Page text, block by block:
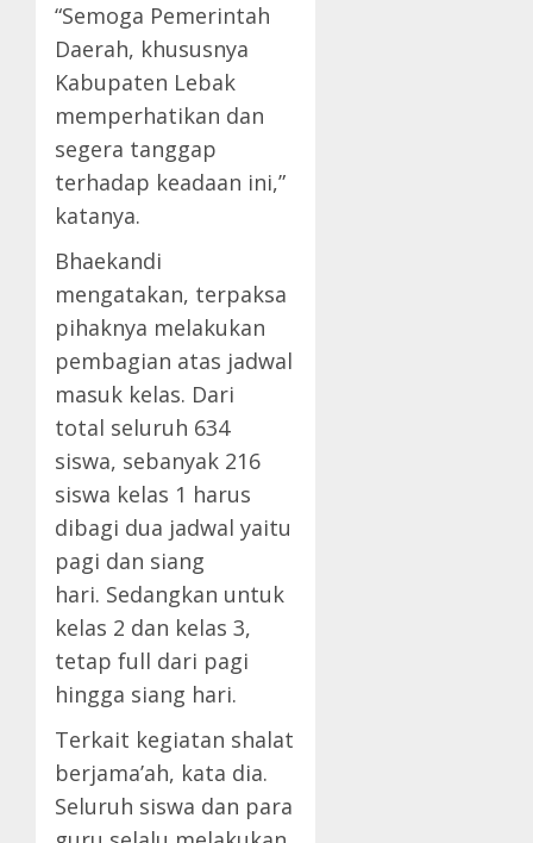
“Semoga Pemerintah
Daerah, khususnya
Kabupaten Lebak
memperhatikan dan
segera tanggap
terhadap keadaan ini,”
katanya.
Bhaekandi
mengatakan, terpaksa
pihaknya melakukan
pembagian atas jadwal
masuk kelas. Dari
total seluruh 634
siswa, sebanyak 216
siswa kelas 1 harus
dibagi dua jadwal yaitu
pagi dan siang
hari. Sedangkan untuk
kelas 2 dan kelas 3,
tetap full dari pagi
hingga siang hari.
Terkait kegiatan shalat
berjama’ah, kata dia.
Seluruh siswa dan para